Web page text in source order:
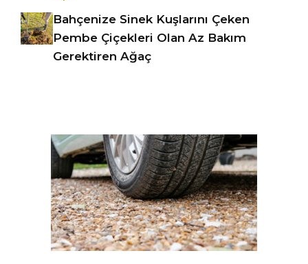
Bahçenize Sinek Kuşlarını Çeken
Pembe Çiçekleri Olan Az Bakım
Gerektiren Ağaç